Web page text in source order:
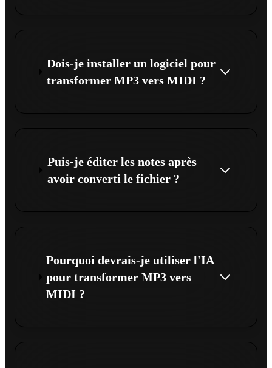
Dois-je installer un logiciel pour
transformer MP3 vers MIDI ?
Puis-je éditer les notes après
avoir converti le fichier ?
Pourquoi devrais-je utiliser l'IA
pour transformer MP3 vers
MIDI ?